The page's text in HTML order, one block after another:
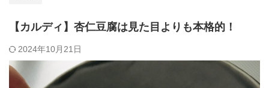
【カルディ】杏仁豆腐は見た目よりも本格的！
2024年10月21日